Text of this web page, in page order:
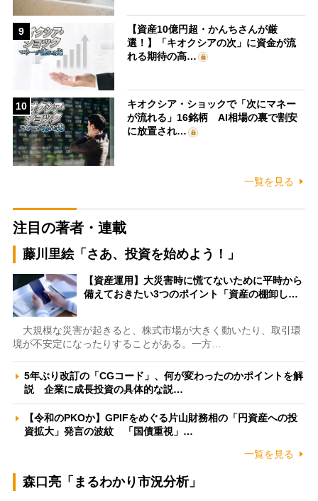
9
【資産10億円超・かんちさんが厳
選！】「キオクシアの次」に資金が流
れる期待の高…
10
キオクシア・ショックで「次にマネー
が流れる」16銘柄 AI相場の裏で割安
に放置され…
一覧を見る
注目の著者・連載
藤川里絵「さあ、投資を始めよう！」
【資産運用】大災害時に慌てないために平時から
備えておきたい3つのポイント「資産の棚卸し…
大規模な災害が起きると、株式市場が大きく動いたり、取引環
境が不安定になったりすることがある。一方…
5年ぶり改訂の「CGコード」、何が変わったのかポイントを解
説 企業に成長投資の具体的な説…
【令和のPKOか】GPIFをめぐる片山財務相の「円資産への投
資拡大」発言の波紋 「国債重視」…
一覧を見る
森口亮「まるわかり市況分析」